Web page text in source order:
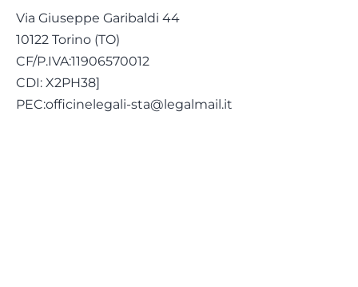
Via Giuseppe Garibaldi 44
10122 Torino (TO)
CF/P.IVA:11906570012
CDI: X2PH38]
PEC:officinelegali-sta@legalmail.it